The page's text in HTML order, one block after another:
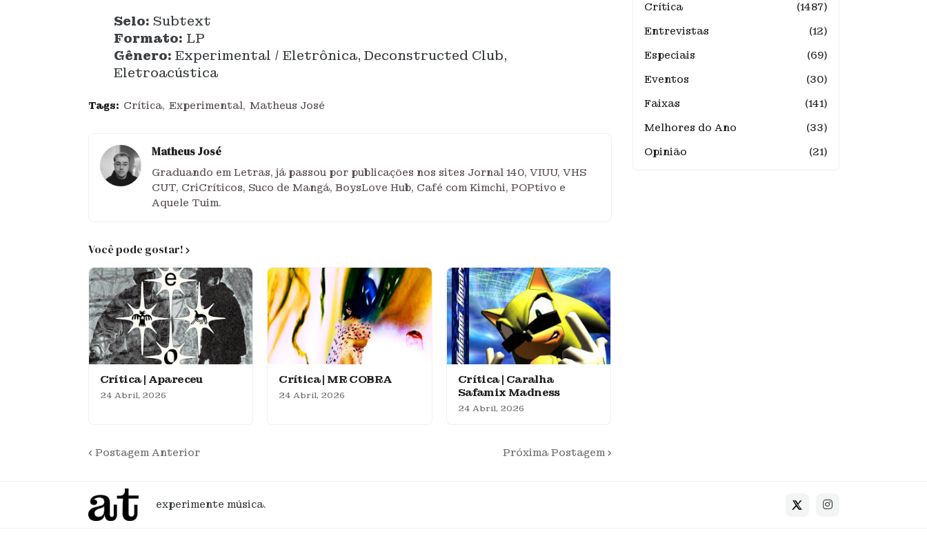
Selo:Subtext
Formato: LP
Gênero:Experimental / Eletrônica, Deconstructed Club,
Eletroacústica
Tags: Crítica Experimental Matheus José
Matheus José
Graduando em Letras, já passou por publicações nos sites Jornal 140, VIUU, VHS
CUT, CriCríticos, Suco de Mangá, BoysLove Hub, Café com Kimchi, POPtivo e
Aquele Tuim.
Você pode gostar!
Crítica | Apareceu
24 Abril, 2026
Crítica | MR COBRA
24 Abril, 2026
Crítica | Caralha
Safamix Madness
24 Abril, 2026
Postagem Anterior Próxima Postagem
Crítica
(1487)
Entrevistas
(12)
Especiais
(69)
Eventos
(30)
Faixas
(141)
Melhores do Ano
(33)
Opinião
(21)
experimente música.